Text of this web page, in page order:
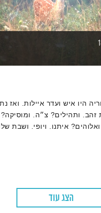
היו איש ועדר איילות. ואז
זהב. ותהילים? צ״ה.
איתנו. ויופי. ושבת
הצג עוד